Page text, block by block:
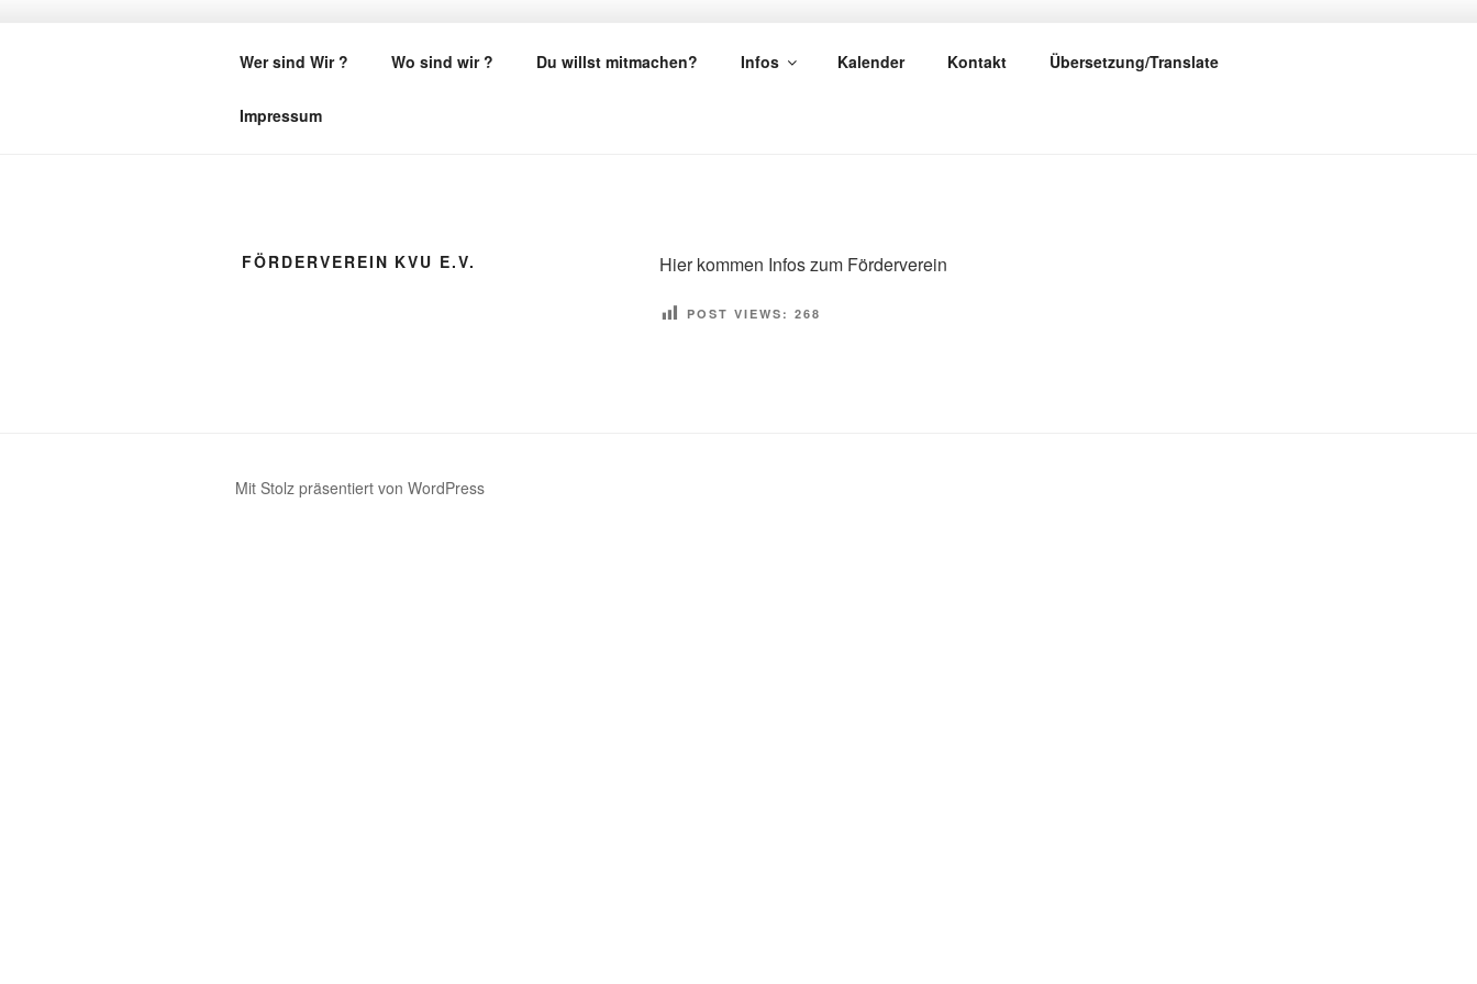
KVU – KIRCHE VON UNTEN
Wer sind Wir ? Wo sind wir ? Du willst mitmachen? Infos Kalender Kontakt Übersetzung/Translate
Impressum
FÖRDERVEREIN KVU E.V. Hier kommen Infos zum Förderverein
POST VIEWS: 268
Mit Stolz präsentiert von WordPress